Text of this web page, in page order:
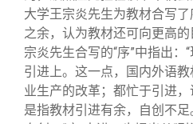
大学王宗炎先生为教材合写
之余，认为教材还可向更高
宗炎先生合写的“序”中指出：
引进上。这一点，国内外语
业生产的改革；都忙于引进
是指教材引进有余，自创不